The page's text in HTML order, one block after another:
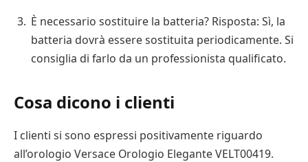
È necessario sostituire la batteria? Risposta: Sì, la
batteria dovrà essere sostituita periodicamente. Si
consiglia di farlo da un professionista qualificato.
Cosa dicono i clienti
I clienti si sono espressi positivamente riguardo
all’orologio Versace Orologio Elegante VELT00419.